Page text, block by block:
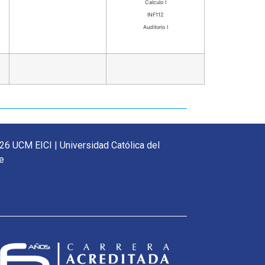
Calculo I
INF112
Auditorio I
UCM EICI | Universidad Católica del